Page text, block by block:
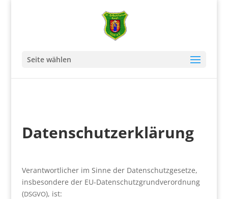
Seite wählen
Daten­schutz­er­klä­rung
Ver­ant­wort­li­cher im Sin­ne der Daten­schutz­ge­set­ze,
ins­be­son­de­re der EU-Daten­schutz­grund­ver­ord­nung
(DSGVO), ist: